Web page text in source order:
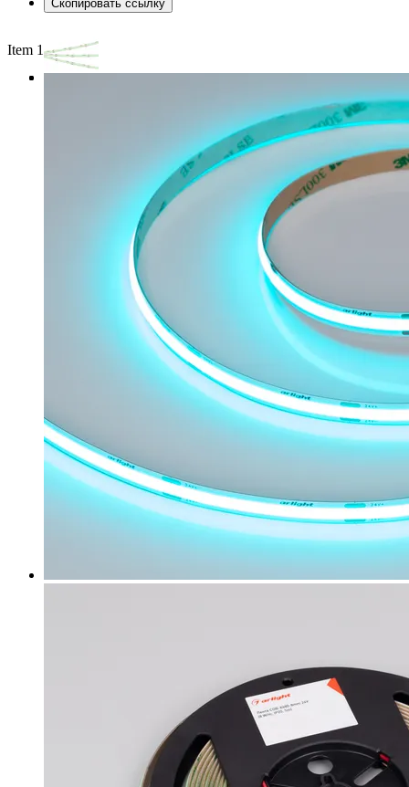
Скопировать ссылку
Item 1 of 3